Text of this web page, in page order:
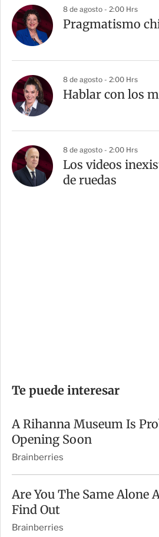
8 de agosto - 2:00 Hrs
Pragmatismo
8 de agosto - 2:00 Hrs
Hablar con los
8 de agosto - 2:00 Hrs
Los videos
de ruedas